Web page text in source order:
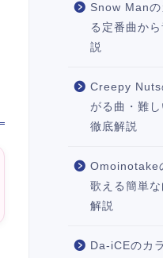
Snow Manの
る定番曲か
説
Creepy Nuts
がる曲・難
徹底解説
Omoinotake
歌える簡単
解説
Da-iCEのカ